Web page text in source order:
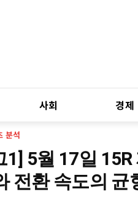
사회 경제
분석
1] 5월 17일
전환 속도의 균